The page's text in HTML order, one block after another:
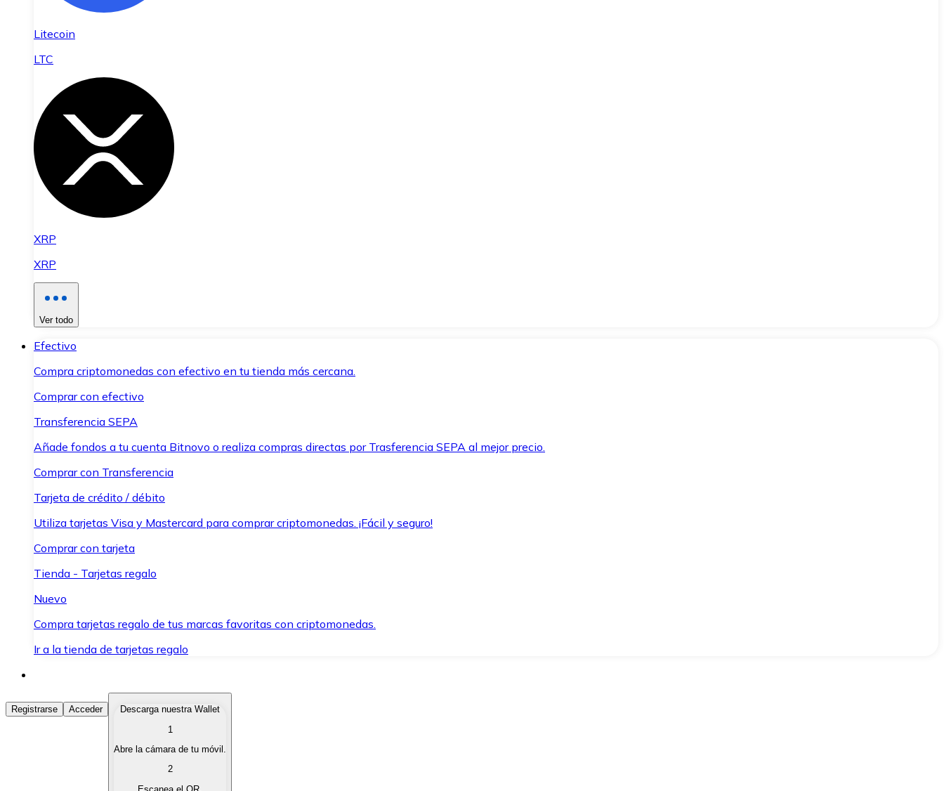
Litecoin
LTC
XRP
XRP
Ver todo
Efectivo
Compra criptomonedas con efectivo en tu tienda más cercana.
Comprar con efectivo
Transferencia SEPA
Añade fondos a tu cuenta Bitnovo o realiza compras directas por Trasferencia SEPA al mejor precio.
Comprar con Transferencia
Tarjeta de crédito / débito
Utiliza tarjetas Visa y Mastercard para comprar criptomonedas. ¡Fácil y seguro!
Comprar con tarjeta
Tienda - Tarjetas regalo
Nuevo
Compra tarjetas regalo de tus marcas favoritas con criptomonedas.
Ir a la tienda de tarjetas regalo
Comprar Criptomonedas
Compra criptomonedas con diferentes métodos de pago.
Vende tus criptomonedas de forma rápida y segura.
Registrarse Acceder
Descarga nuestra Wallet
1
Abre la cámara de tu móvil.
2